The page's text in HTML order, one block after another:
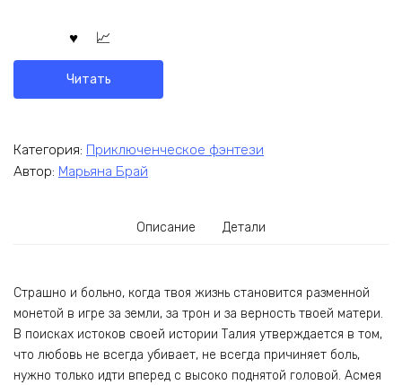
Читать
Категория: Приключенческое фэнтези
Автор: Марьяна Брай
Описание Детали
Страшно и больно, когда твоя жизнь становится разменной
монетой в игре за земли, за трон и за верность твоей матери.
В поисках истоков своей истории Талия утверждается в том,
что любовь не всегда убивает, не всегда причиняет боль,
нужно только идти вперед с высоко поднятой головой. Асмея